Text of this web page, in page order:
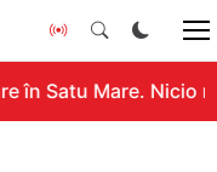
în Satu Mare. Nicio